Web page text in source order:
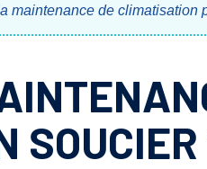
maintenance de climatisation